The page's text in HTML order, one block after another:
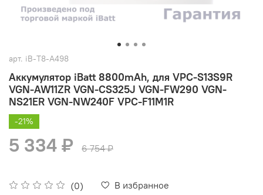
арт. iB-T8-A498
Аккумулятор iBatt 8800mAh, для VPC-S13S9R
VGN-AW11ZR VGN-CS325J VGN-FW290 VGN-
NS21ER VGN-NW240F VPC-F11M1R
(0) В избранное
-21%
5 334 ₽ 6 754 ₽